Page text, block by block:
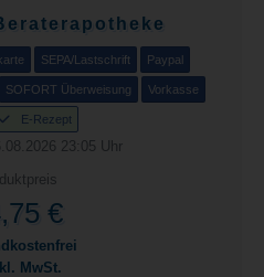
SEPA/Lastschrift Paypal
SOFORT Überweisung Vorkasse
E-Rezept
23:05 Uhr
€
MwSt.